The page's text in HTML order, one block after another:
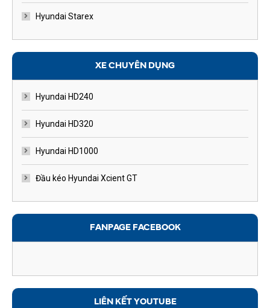
Hyundai Starex
XE CHUYÊN DỤNG
Hyundai HD240
Hyundai HD320
Hyundai HD1000
Đầu kéo Hyundai Xcient GT
FANPAGE FACEBOOK
LIÊN KẾT YOUTUBE